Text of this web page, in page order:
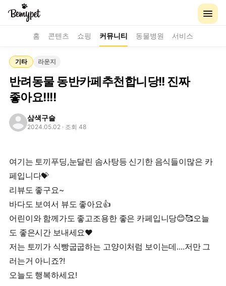
홈 콘텐츠 쇼핑 커뮤니티 동물병원 서비스
기타 라운지
반려동물 동반카페추천합니당!! 진짜
좋아요!!!!
삼색구슬
2024.05.02 · 조회 48
여기는 토끼푸딩,눈달린 솜사탕등 신기한 음식들이많은 카
페입니다💝
리뷰도 좋구요~
바다도 보여서 뷰도 좋아요👍
어린이와 함께가도 좋고조용한 좋은 카페입니당😊🥰오늘
도 좋은시간 보내세요❤
저는 토끼가 식빵굽굽하는 고양이처럼 보이는데....저만 그
러는거 아니죠?!
오늘도 행복하세요!